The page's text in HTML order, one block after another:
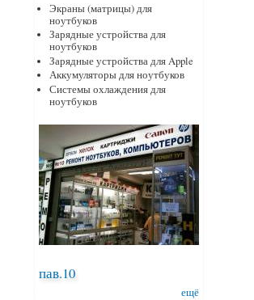
Экраны (матрицы) для
ноутбуков
Зарядные устройства для
ноутбуков
Зарядные устройства для Apple
Аккумуляторы для ноутбуков
Системы охлаждения для
ноутбуков
пав.10
ещё